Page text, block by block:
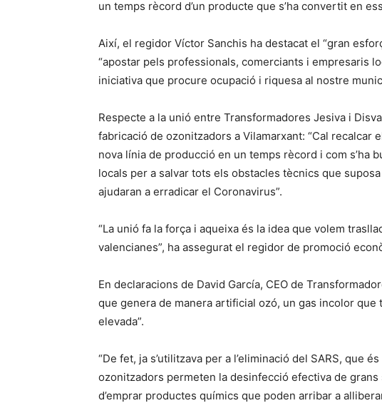
un temps rècord d’un producte que s’ha convertit en
Així, el regidor Víctor Sanchis ha destacat el “gran
“apostar pels professionals, comerciants i empresaris
iniciativa que procure ocupació i riquesa al nostre
Respecte a la unió entre Transformadores Jesiva i
fabricació de ozonitzadors a Vilamarxant: “Cal recalcar
nova línia de producció en un temps rècord i com s’ha
locals per a salvar tots els obstacles tècnics que
ajudaran a erradicar el Coronavirus”.
“La unió fa la força i aqueixa és la idea que volem
valencianes”, ha assegurat el regidor de promoció
En declaracions de David García, CEO de
que genera de manera artificial ozó, un gas incolor
elevada”.
“De fet, ja s’utilitzava per a l’eliminació del SARS, que
ozonitzadors permeten la desinfecció efectiva de
d’emprar productes químics que poden arribar a